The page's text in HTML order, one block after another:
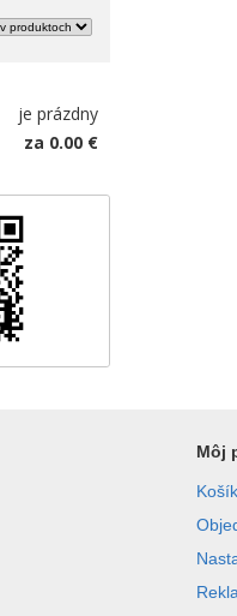
je prázdny
za 0.00 €
Môj
Košík